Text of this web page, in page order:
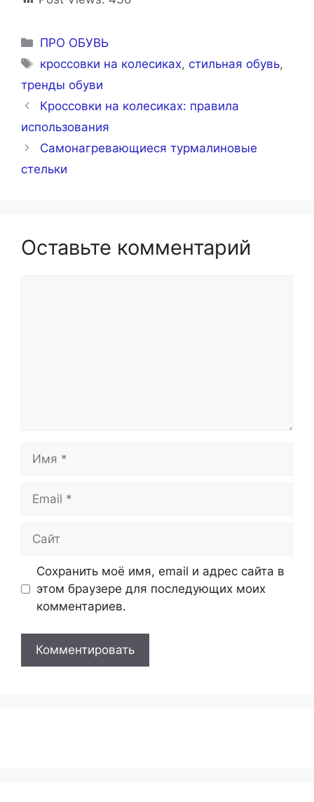
Рубрики
ПРО ОБУВЬ
Метки
кроссовки на колесиках, стильная обувь,
тренды обуви
Кроссовки на колесиках: правила
использования
Самонагревающиеся турмалиновые
стельки
Оставьте комментарий
Имя
Email
Сайт
Сохранить моё имя, email и адрес сайта в
этом браузере для последующих моих
комментариев.